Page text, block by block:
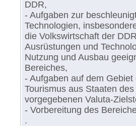
DDR,
- Aufgaben zur
Technologien,
die Volkswirtschaft der
Ausrüstungen und
Nutzung und Ausbau
Bereiches,
- Aufgaben auf dem
Tourismus aus Staaten
vorgegebenen Valuta-
- Vorbereitung des
.